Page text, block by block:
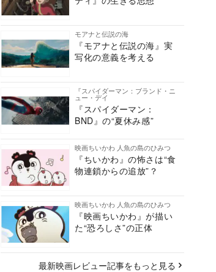
モアナと伝説の海
『モアナと伝説の海』実
写化の意義を考える
『スパイダーマン：ブランド・ニ
ュー・デイ
『スパイダーマン：
BND』の“夏休み感”
映画ちいかわ 人魚の島のひみつ
『ちいかわ』の怖さは“食
物連鎖からの追放”？
映画ちいかわ 人魚の島のひみつ
『映画ちいかわ』が描い
た“恐ろしさ”の正体
最新映画レビュー記事をもっと見る